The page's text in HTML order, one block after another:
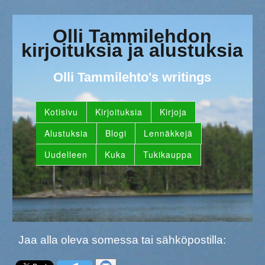
Olli Tammilehdon
kirjoituksia ja alustuksia
Olli Tammilehto's writings
Kotisivu Kirjoituksia
Kirjoja
Alustuksia
Blogi
Lennäkkejä
Uudelleen
Kuka Tukikauppa
Jaa alla oleva somessa tai sähköpostilla: